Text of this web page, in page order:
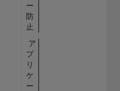
ー
防
止
ア
プ
リ
ケ
ー